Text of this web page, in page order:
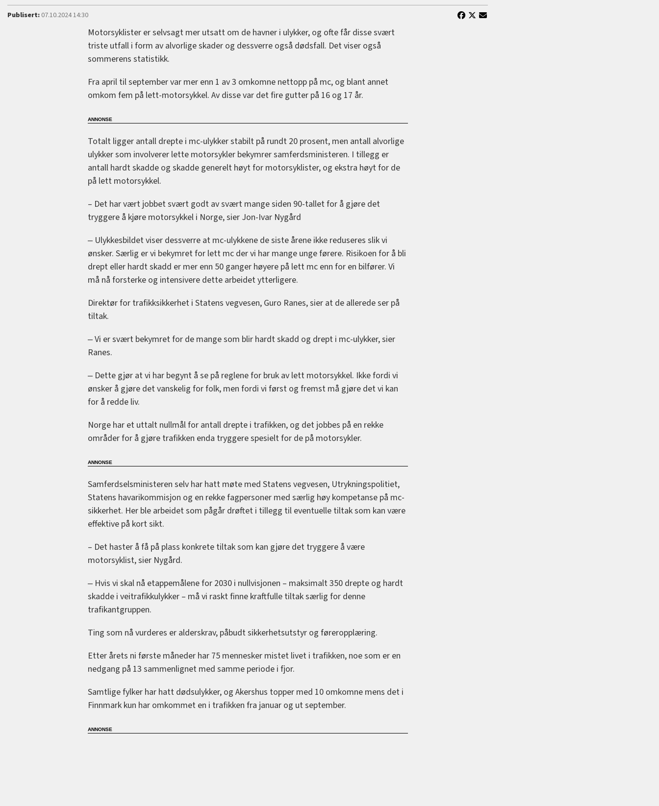
Publisert:07.10.2024 14:30
Motorsyklister er selvsagt mer utsatt om de havner i ulykker, og ofte får disse svært
triste utfall i form av alvorlige skader og dessverre også dødsfall. Det viser også
sommerens statistikk.
Fra april til september var mer enn 1 av 3 omkomne nettopp på mc, og blant annet
omkom fem på lett-motorsykkel. Av disse var det fire gutter på 16 og 17 år.
Totalt ligger antall drepte i mc-ulykker stabilt på rundt 20 prosent, men antall alvorlige
ulykker som involverer lette motorsykler bekymrer samferdsministeren. I tillegg er
antall hardt skadde og skadde generelt høyt for motorsyklister, og ekstra høyt for de
på lett motorsykkel.
– Det har vært jobbet svært godt av svært mange siden 90-tallet for å gjøre det
tryggere å kjøre motorsykkel i Norge, sier Jon-Ivar Nygård
‒ Ulykkesbildet viser dessverre at mc-ulykkene de siste årene ikke reduseres slik vi
ønsker. Særlig er vi bekymret for lett mc der vi har mange unge førere. Risikoen for å bli
drept eller hardt skadd er mer enn 50 ganger høyere på lett mc enn for en bilfører. Vi
må nå forsterke og intensivere dette arbeidet ytterligere.
Direktør for trafikksikkerhet i Statens vegvesen, Guro Ranes, sier at de allerede ser på
tiltak.
‒ Vi er svært bekymret for de mange som blir hardt skadd og drept i mc-ulykker, sier
Ranes.
‒ Dette gjør at vi har begynt å se på reglene for bruk av lett motorsykkel. Ikke fordi vi
ønsker å gjøre det vanskelig for folk, men fordi vi først og fremst må gjøre det vi kan
for å redde liv.
Norge har et uttalt nullmål for antall drepte i trafikken, og det jobbes på en rekke
områder for å gjøre trafikken enda tryggere spesielt for de på motorsykler.
Samferdselsministeren selv har hatt møte med Statens vegvesen, Utrykningspolitiet,
Statens havarikommisjon og en rekke fagpersoner med særlig høy kompetanse på mc-
sikkerhet. Her ble arbeidet som pågår drøftet i tillegg til eventuelle tiltak som kan være
effektive på kort sikt.
– Det haster å få på plass konkrete tiltak som kan gjøre det tryggere å være
motorsyklist, sier Nygård.
‒ Hvis vi skal nå etappemålene for 2030 i nullvisjonen – maksimalt 350 drepte og hardt
skadde i veitrafikkulykker – må vi raskt finne kraftfulle tiltak særlig for denne
trafikantgruppen.
Ting som nå vurderes er alderskrav, påbudt sikkerhetsutstyr og føreropplæring.
Etter årets ni første måneder har 75 mennesker mistet livet i trafikken, noe som er en
nedgang på 13 sammenlignet med samme periode i fjor.
Samtlige fylker har hatt dødsulykker, og Akershus topper med 10 omkomne mens det i
Finnmark kun har omkommet en i trafikken fra januar og ut september.